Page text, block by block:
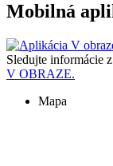
Mobilná
Sledujte informácie
V OBRAZE.
Mapa